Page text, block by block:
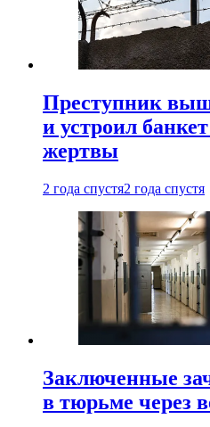
Преступник
и устроил
жертвы
2 года спустя2 года спустя
Заключенные
в тюрьме через